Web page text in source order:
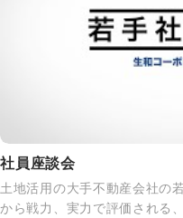
社員座談会
土地活用の大手不動産会社の
から戦力、実力で評価される